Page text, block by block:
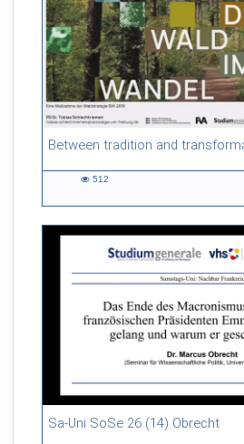
54:13 duration
512
Sa-Uni SoSe 26 (14) Obrecht
46:53 duration